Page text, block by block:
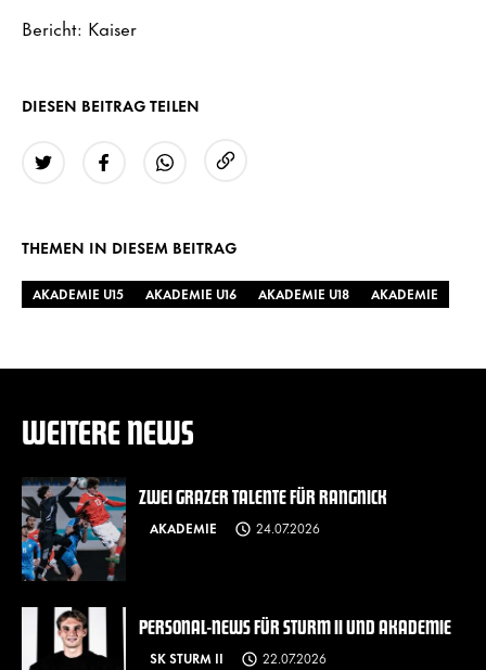
Bericht: Kaiser
DIESEN BEITRAG TEILEN
THEMEN IN DIESEM BEITRAG
AKADEMIE U15 AKADEMIE U16 AKADEMIE U18 AKADEMIE
WEITERE NEWS
ZWEI GRAZER TALENTE FÜR RANGNICK
AKADEMIE 24.07.2026
PERSONAL-NEWS FÜR STURM II UND AKADEMIE
SK STURM II 22.07.2026